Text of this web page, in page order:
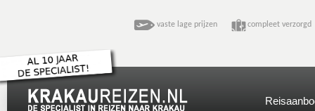
vaste lage prijzen compleet